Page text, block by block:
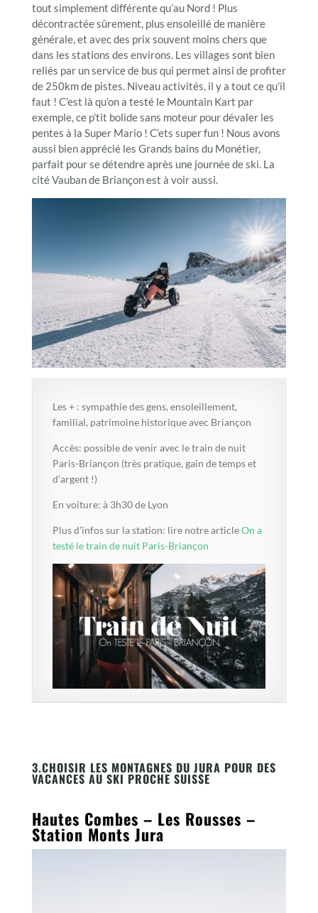
tout simplement différente qu’au Nord ! Plus
décontractée sûrement, plus ensoleillé de manière
générale, et avec des prix souvent moins chers que
dans les stations des environs. Les villages sont bien
reliés par un service de bus qui permet ainsi de profiter
de 250km de pistes. Niveau activités, il y a tout ce qu’il
faut ! C’est là qu’on a testé le Mountain Kart par
exemple, ce p’tit bolide sans moteur pour dévaler les
pentes à la Super Mario ! C’ets super fun ! Nous avons
aussi bien apprécié les Grands bains du Monétier,
parfait pour se détendre après une journée de ski. La
cité Vauban de Briançon est à voir aussi.
Les + : sympathie des gens, ensoleillement,
familial, patrimoine historique avec Briançon
Accès: possible de venir avec le train de nuit
Paris-Briançon (très pratique, gain de temps et
d’argent !)
En voiture: à 3h30 de Lyon
Plus d’infos sur la station: lire notre articleOn a
testé le train de nuit Paris-Briançon
3.CHOISIR LES MONTAGNES DU JURA POUR DES
VACANCES AU SKI PROCHE SUISSE
Hautes Combes – Les Rousses –
Station Monts Jura